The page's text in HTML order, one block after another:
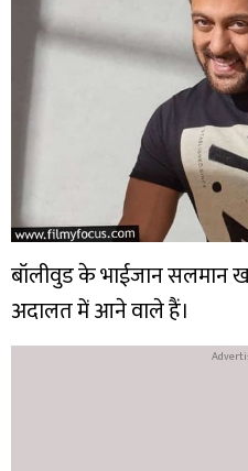
बॉलीवुड के भाईजान सलमान
अदालत में आने वाले हैं।